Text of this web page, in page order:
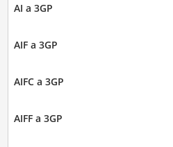
AI a 3GP
AIF a 3GP
AIFC a 3GP
AIFF a 3GP